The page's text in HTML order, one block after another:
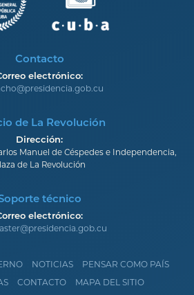
Contacto
electrónico:
de La Revolución
Dirección:
Manuel de Céspedes e Independencia,
de La Revolución
técnico
electrónico:
NOTICIAS
PENSAR COMO PAÍS
CONTACTO MAPA DEL SITIO